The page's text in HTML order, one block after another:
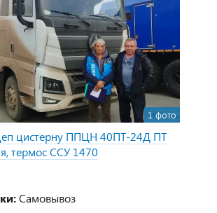
1 фото
цистерну ППЦН 40ПТ-24Д ПТ
термос ССУ 1470
Самовывоз